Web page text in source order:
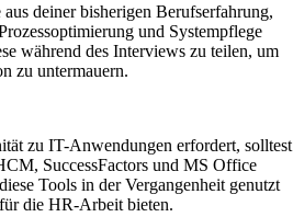
deiner bisherigen Berufserfahrung,
und Systempflege
während des Interviews zu teilen, um
zu untermauern.
zu IT-Anwendungen erfordert, solltest
SuccessFactors und MS Office
Tools in der Vergangenheit genutzt
die HR-Arbeit bieten.